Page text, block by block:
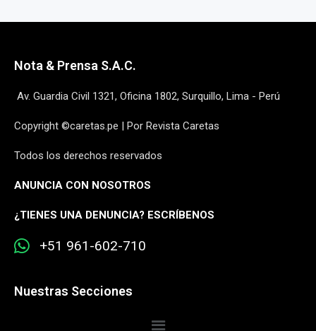
Nota & Prensa S.A.C.
Av. Guardia Civil 1321, Oficina 1802, Surquillo, Lima - Perú
Copyright ©caretas.pe | Por Revista Caretas
Todos los derechos reservados
ANUNCIA CON NOSOTROS
¿TIENES UNA DENUNCIA? ESCRÍBENOS
+51 961-602-710
Nuestras Secciones